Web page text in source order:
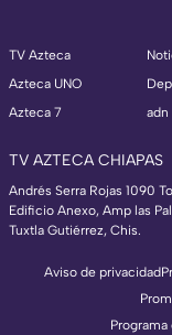
TV Azteca
Azteca UNO
Azteca 7
adn
TV AZTECA CHIAPAS
Andrés Serra Rojas 1090
Edificio Anexo, Amp las
Tuxtla Gutiérrez, Chis.
Aviso de privacidad